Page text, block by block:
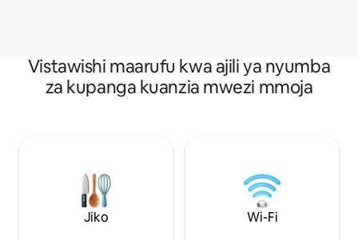
Vistawishi maarufu kwa ajili ya nyumba
za kupanga kuanzia mwezi mmoja
Jiko Wi-Fi